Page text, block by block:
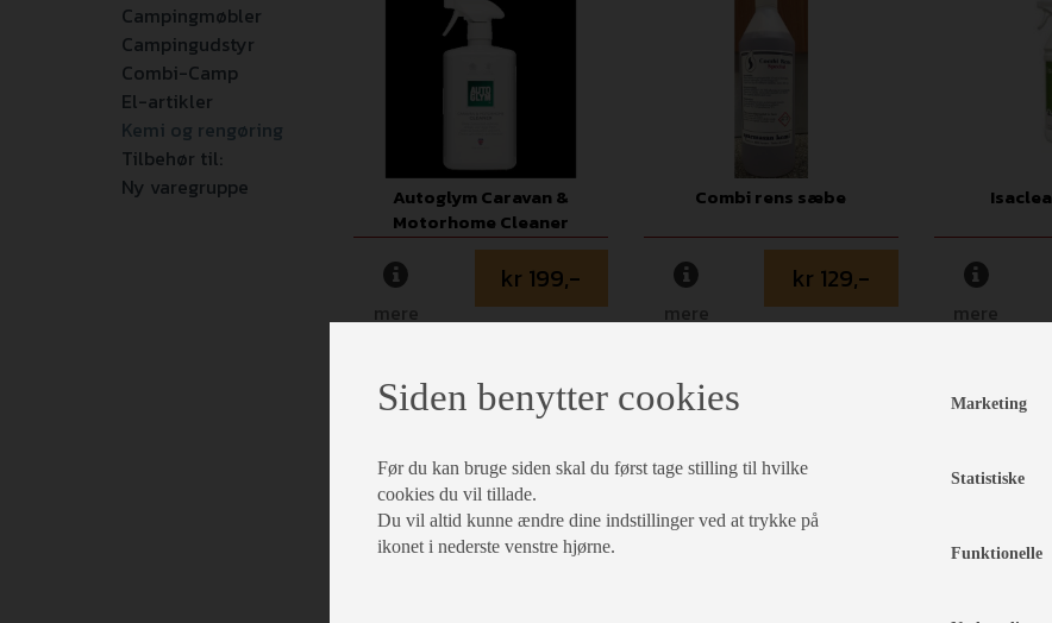
Campingmøbler
Campingudstyr
Combi-Camp
El-artikler
Kemi og rengøring
Tilbehør til:
Ny varegruppe
Autoglym Caravan &
Motorhome Cleaner
mere
kr 199,-
Combi rens sæbe
mere
kr 129,-
mere
Siden benytter cookies
Før du kan bruge siden skal du først tage stilling til hvilke
cookies du vil tillade.
Du vil altid kunne ændre dine indstillinger ved at trykke på
ikonet i nederste venstre hjørne.
Marketing
Statistiske
Funktionelle